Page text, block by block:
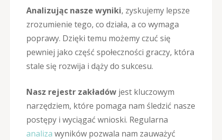
Analizując nasze wyniki, zyskujemy lepsze
zrozumienie tego, co działa, a co wymaga
poprawy. Dzięki temu możemy czuć się
pewniej jako część społeczności graczy, która
stale się rozwija i dąży do sukcesu.
Nasz rejestr zakładów jest kluczowym
narzędziem, które pomaga nam śledzić nasze
postępy i wyciągać wnioski. Regularna
analiza wyników pozwala nam zauważyć